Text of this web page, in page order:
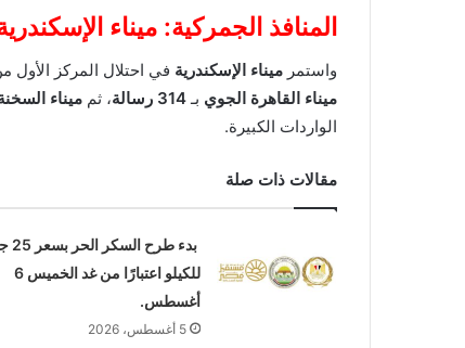
المنافذ الجمركية: ميناء
واستمر ميناء الإسكندرية في احتلال المركز الأول
ميناء القاهرة الجوي بـ314 رسالة ، ثم ميناء
الواردات الكبيرة.
مقالات ذات صلة
بدء
للكيلو اعتبارًا من غد الخميس 6
أغسطس.
5 أغسطس، 2026